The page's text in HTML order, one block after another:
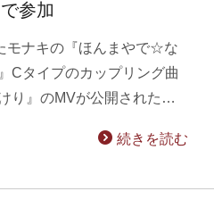
参加
モナキの『ほんまやで☆な
Cタイプのカップリング曲
り』のMVが公開された…
続きを読む